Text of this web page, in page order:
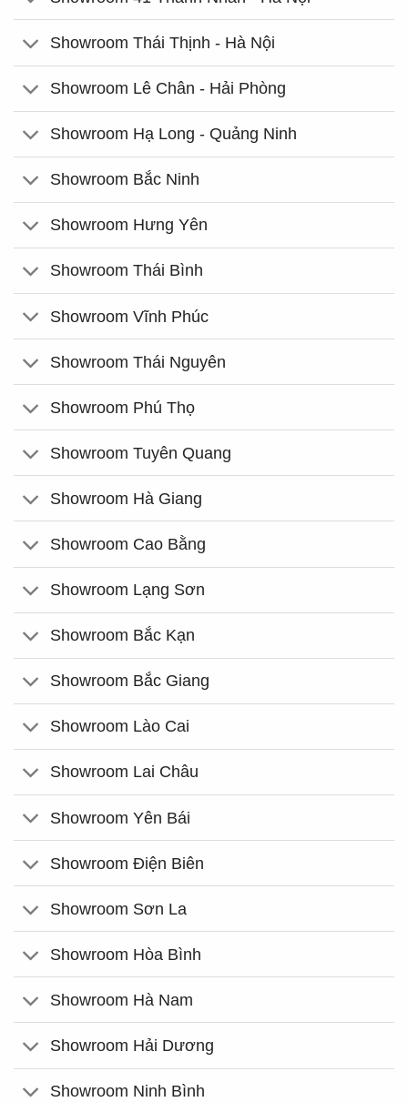
Showroom Thái Thịnh - Hà Nội
Showroom Lê Chân - Hải Phòng
Showroom Hạ Long - Quảng Ninh
Showroom Bắc Ninh
Showroom Hưng Yên
Showroom Thái Bình
Showroom Vĩnh Phúc
Showroom Thái Nguyên
Showroom Phú Thọ
Showroom Tuyên Quang
Showroom Hà Giang
Showroom Cao Bằng
Showroom Lạng Sơn
Showroom Bắc Kạn
Showroom Bắc Giang
Showroom Lào Cai
Showroom Lai Châu
Showroom Yên Bái
Showroom Điện Biên
Showroom Sơn La
Showroom Hòa Bình
Showroom Hà Nam
Showroom Hải Dương
Showroom Ninh Bình